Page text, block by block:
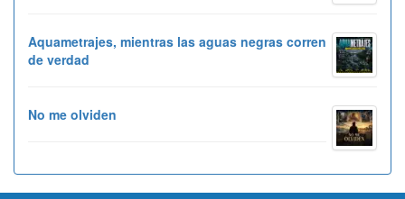
Aquametrajes, mientras las aguas negras corren
de verdad
No me olviden